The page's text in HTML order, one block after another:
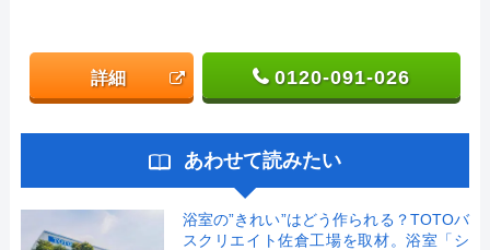
詳細 0120-091-026
あわせて読みたい
浴室の”きれい”はどう作られる？TOTOバ
スクリエイト佐倉工場を取材。浴室「シ